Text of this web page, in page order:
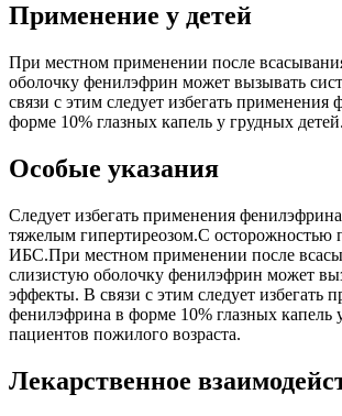
Применение у детей
При местном применении после
оболочку фенилэфрин может вызывать
связи с этим следует избегать применения
форме 10% глазных капель у грудных детей.
Особые указания
Следует избегать применения
тяжелым гипертиреозом.С осторожностью
ИБС.При местном применении после
слизистую оболочку фенилэфрин может
эффекты. В связи с этим следует избегать
фенилэфрина в форме 10% глазных капель
пациентов пожилого возраста.
Лекарственное